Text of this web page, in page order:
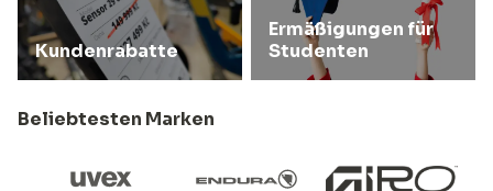
Kundenrabatte
Ermäßigungen für
Studenten
Beliebtesten Marken